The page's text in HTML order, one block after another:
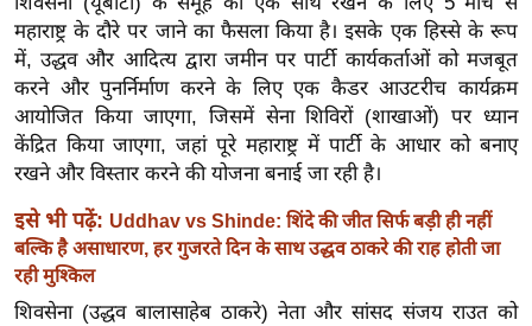
म
ई
-
पे
प
र
मि
सा
ल
महाराष्ट्र के दौरे पर जाने का फैसला किया है। इसके एक हिस्से के रूप
में, उद्धव और आदित्य द्वारा जमीन पर पार्टी कार्यकर्ताओं को मजबूत
करने और पुनर्निर्माण करने के लिए एक कैडर आउटरीच कार्यक्रम
आयोजित किया जाएगा, जिसमें सेना शिविरों (शाखाओं) पर ध्यान
केंद्रित किया जाएगा, जहां पूरे महाराष्ट्र में पार्टी के आधार को बनाए
रखने और विस्तार करने की योजना बनाई जा रही है।
इसे भी पढ़ें: Uddhav vs Shinde: शिंदे की जीत सिर्फ बड़ी ही नहीं
बल्कि है असाधारण, हर गुजरते दिन के साथ उद्धव ठाकरे की राह होती जा
रही मुश्किल
शिवसेना (उद्धव बालासाहेब ठाकरे) नेता और सांसद संजय राउत को